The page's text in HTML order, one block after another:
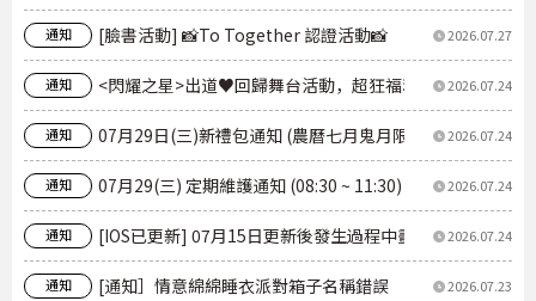
通知 [臉書活動] 📸To Together 認證活動📸 2026.07.27
通知 <閃耀之星>出道♥回歸舞台活動，超狂福利，現在就開領
2026.07.24
通知 07月29日(三)新禮包通知 (農曆七月鬼月限定月禮包)2026.07.24
通知 07月29(三) 定期維護通知 (08:30 ~ 11:30) 2026.07.24
通知 [IOS已更新] 07月15日更新後發生過程中畫面延遲現象修
2026.07.24
通知 [通知］情意綿綿睡衣派對箱子名稱錯誤 2026.07.23